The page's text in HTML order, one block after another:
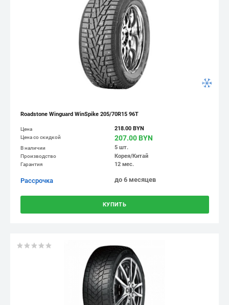
Roadstone Winguard WinSpike 205/70R15 96T
Цена 218.00 BYN
Цена со скидкой 207.00 BYN
В наличии 5 шт.
Производство Корея/Китай
Гарантия 12 мес.
Рассрочка до 6 месяцев
КУПИТЬ